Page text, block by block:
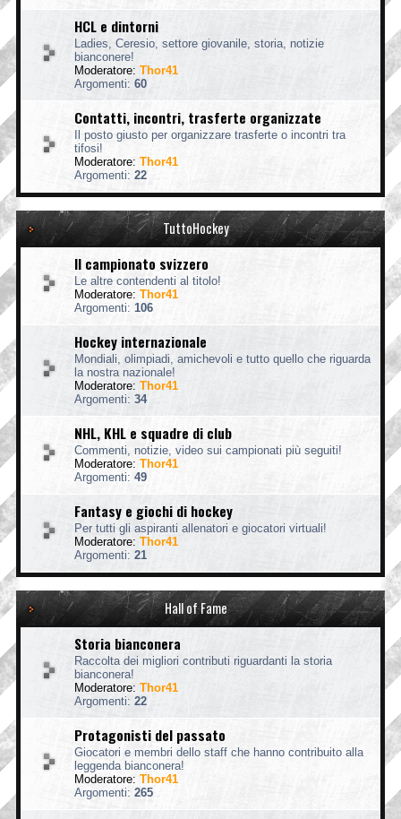
HCL e dintorni
Ladies, Ceresio, settore giovanile, storia, notizie
bianconere!
Moderatore: Thor41
Argomenti: 60
Contatti, incontri, trasferte organizzate
Il posto giusto per organizzare trasferte o incontri tra
tifosi!
Moderatore: Thor41
Argomenti: 22
TuttoHockey
Il campionato svizzero
Le altre contendenti al titolo!
Moderatore: Thor41
Argomenti: 106
Hockey internazionale
Mondiali, olimpiadi, amichevoli e tutto quello che riguarda
la nostra nazionale!
Moderatore: Thor41
Argomenti: 34
NHL, KHL e squadre di club
Commenti, notizie, video sui campionati più seguiti!
Moderatore: Thor41
Argomenti: 49
Fantasy e giochi di hockey
Per tutti gli aspiranti allenatori e giocatori virtuali!
Moderatore: Thor41
Argomenti: 21
Hall of Fame
Storia bianconera
Raccolta dei migliori contributi riguardanti la storia
bianconera!
Moderatore: Thor41
Argomenti: 22
Protagonisti del passato
Giocatori e membri dello staff che hanno contribuito alla
leggenda bianconera!
Moderatore: Thor41
Argomenti: 265